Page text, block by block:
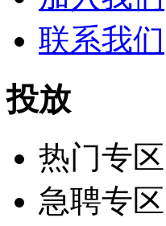
联系我们
投放
热门专区
急聘专区